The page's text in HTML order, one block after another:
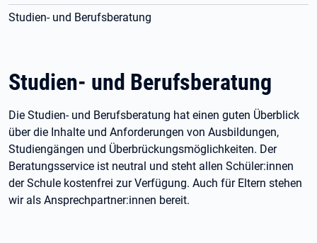
Studien- und Berufsberatung
Studien- und Berufsberatung
Die Studien- und Berufsberatung hat einen guten Überblick
über die Inhalte und Anforderungen von Ausbildungen,
Studiengängen und Überbrückungsmöglichkeiten. Der
Beratungsservice ist neutral und steht allen Schüler:innen
der Schule kostenfrei zur Verfügung. Auch für Eltern stehen
wir als Ansprechpartner:innen bereit.